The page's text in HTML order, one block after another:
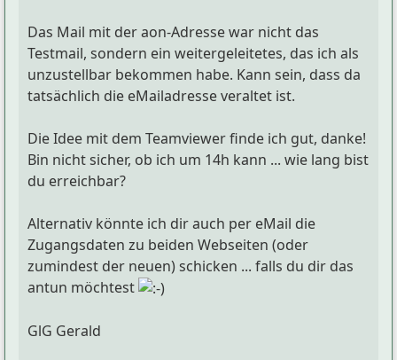
Das Mail mit der aon-Adresse war nicht das
Testmail, sondern ein weitergeleitetes, das ich als
unzustellbar bekommen habe. Kann sein, dass da
tatsächlich die eMailadresse veraltet ist.
Die Idee mit dem Teamviewer finde ich gut, danke!
Bin nicht sicher, ob ich um 14h kann ... wie lang bist
du erreichbar?
Alternativ könnte ich dir auch per eMail die
Zugangsdaten zu beiden Webseiten (oder
zumindest der neuen) schicken ... falls du dir das
antun möchtest
GlG Gerald